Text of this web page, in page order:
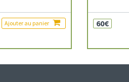
Ajouter au panier 60€